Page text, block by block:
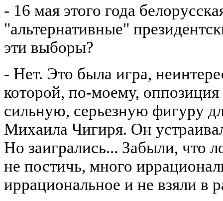
- 16 мая этого года
"альтернативные"
эти выборы?
- Нет. Это была игра,
которой, по-моему,
сильную, серьезную фигуру
Михаила Чигиря. Он
Но заигрались... Забыли, что
не постичь, много
иррациональное и не взяли в